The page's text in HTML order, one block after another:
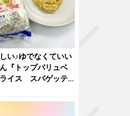
い♪ゆでなくていい
『トップバリュベ
イス スパゲッテ